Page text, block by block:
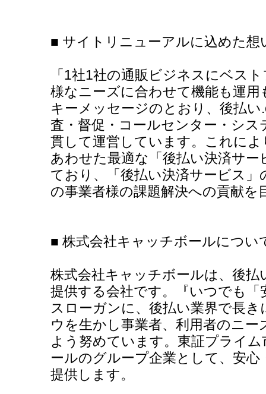
■ サイトリニューアルに込めた想
「1社1社の通販ビジネスにベス
様なニーズに合わせて機能も運
キーメッセージのとおり、後払い
査・督促・コールセンター・シ
貫して運営しています。これに
あわせた最適な「後払い決済サ
ており、「後払い決済サービス
の事業者様の課題解決への貢献を
■ 株式会社キャッチボールについ
株式会社キャッチボールは、後
提供する会社です。『いつでも「
スローガンに、後払い業界で長
ウを生かし事業者、利用者のニ
よう努めています。東証プライ
ールのグループ企業として、安
提供します。